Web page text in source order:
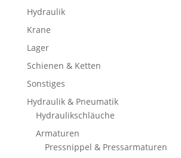
Hydraulik
Krane
Lager
Schienen & Ketten
Sonstiges
Hydraulik & Pneumatik
Hydraulikschläuche
Armaturen
Pressnippel & Pressarmaturen